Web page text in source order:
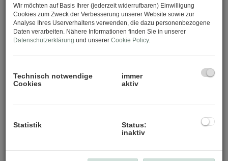
Wir möchten auf Basis Ihrer (jederzeit widerrufbaren) Einwilligung
Cookies zum Zweck der Verbesserung unserer Website sowie zur
Analyse Ihres Userverhaltens verwenden, die dazu personenbezogene
Daten verarbeiten. Nähere Informationen finden Sie in unserer
Datenschutzerklärung und unserer Cookie Policy.
Technisch notwendige
Cookies
immer
aktiv
Statistik
Status:
inaktiv